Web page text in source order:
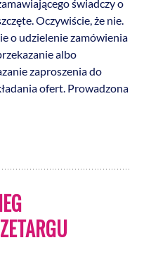
świadczy o
Oczywiście, że nie.
o udzielenie zamówienia
albo
zaproszenia do
ofert. Prowadzona